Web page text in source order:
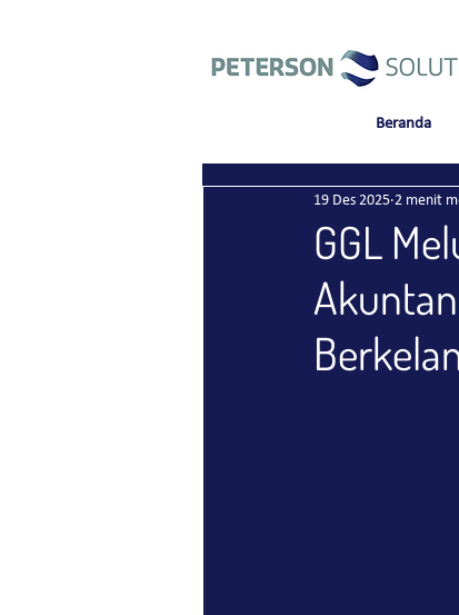
Beranda
GGL
19 Des 2025 2 menit